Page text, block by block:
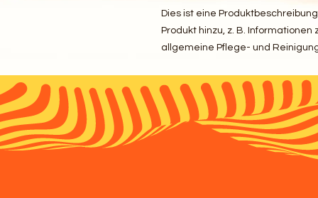
Dies ist eine
Produkt hinzu, z. B.
allgemeine Pflege- und